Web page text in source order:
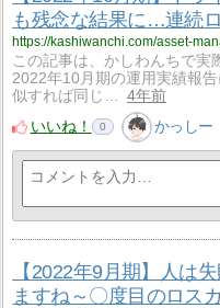
も残念な結果に…連続
この記事は、かしわんちで実
2022年10月期の運用実績報
似すれば同じ…
4年前
いいね！
0 かっしー
【2022年9月期】人は
ますね～〇度目のロス